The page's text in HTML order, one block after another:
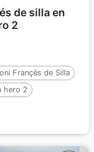
de silla en
2
Françés de Silla
hero 2